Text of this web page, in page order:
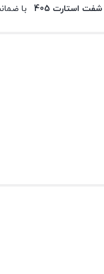
شفت استارت 405 با